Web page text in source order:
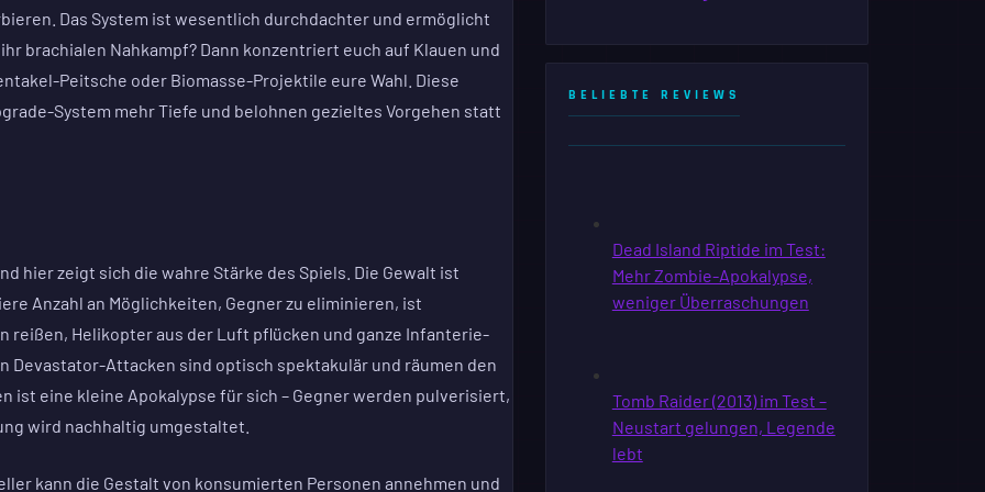
Das System ist wesentlich durchdachter und ermöglicht
brachialen Nahkampf? Dann konzentriert euch auf Klauen und
Peitsche oder Biomasse-Projektile eure Wahl. Diese
System mehr Tiefe und belohnen gezieltes Vorgehen statt
hier zeigt sich die wahre Stärke des Spiels. Die Gewalt ist
Anzahl an Möglichkeiten, Gegner zu eliminieren, ist
reißen, Helikopter aus der Luft pflücken und ganze Infanterie-
Devastator-Attacken sind optisch spektakulär und räumen den
ist eine kleine Apokalypse für sich – Gegner werden pulverisiert,
wird nachhaltig umgestaltet.
kann die Gestalt von konsumierten Personen annehmen und
BELIEBTE REVIEWS